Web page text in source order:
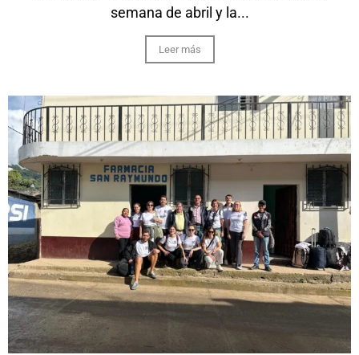
semana de abril y la...
Leer más